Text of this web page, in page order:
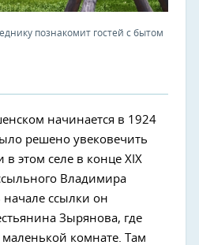
познакомит гостей с бытом
начинается в 1924
решено увековечить
этом селе в конце XIX
Владимира
ссылки он
Зырянова, где
комнате. Там